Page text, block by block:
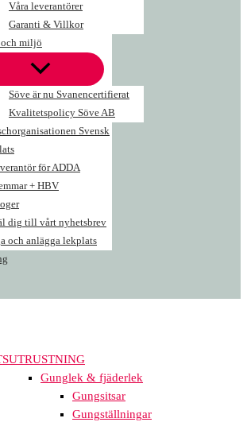
Våra leverantörer
Garanti & Villkor
och miljö
Söve är nu Svanencertifierat
Kvalitetspolicy Söve AB
Svensk
för ADDA
+ HBV
dig till vårt nyhetsbrev
och anlägga lekplats
Gunglek & fjäderlek
Gungsitsar
Gungställningar